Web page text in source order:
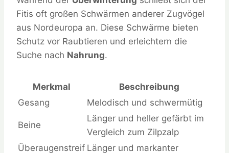
Fitis oft großen Schwärmen anderer Zugvögel
aus Nordeuropa an. Diese Schwärme bieten
Schutz vor Raubtieren und erleichtern die
Suche nach Nahrung.
Merkmal
Beschreibung
Gesang
Melodisch und schwermütig
Beine
Länger und heller gefärbt im
Vergleich zum Zilpzalp
Überaugenstreif Länger und markanter